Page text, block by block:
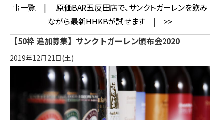
事一覧 |
原価BAR五反田店で、サンクトガーレンを飲み
ながら最新HHKBが試せます | >>
【50枠 追加募集】サンクトガーレン頒布会2020
2019年12月21日(土)